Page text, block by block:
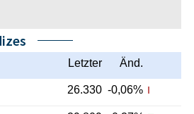
Letzter Änd.
26.330 -0,06%